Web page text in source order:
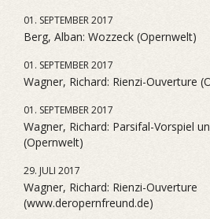
01. SEPTEMBER 2017
Berg, Alban: Wozzeck (Opernwelt)
01. SEPTEMBER 2017
Wagner, Richard: Rienzi-Ouverture
01. SEPTEMBER 2017
Wagner, Richard: Parsifal-Vorspiel
(Opernwelt)
29. JULI 2017
Wagner, Richard: Rienzi-Ouverture
(www.deropernfreund.de)